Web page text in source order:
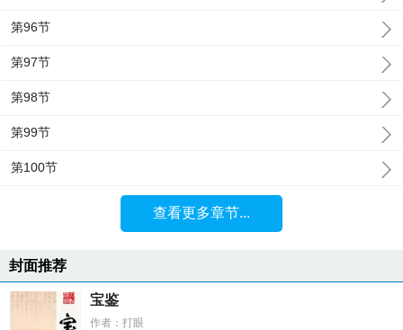
第96节
第97节
第98节
第99节
第100节
查看更多章节...
封面推荐
宝鉴
作者：打眼